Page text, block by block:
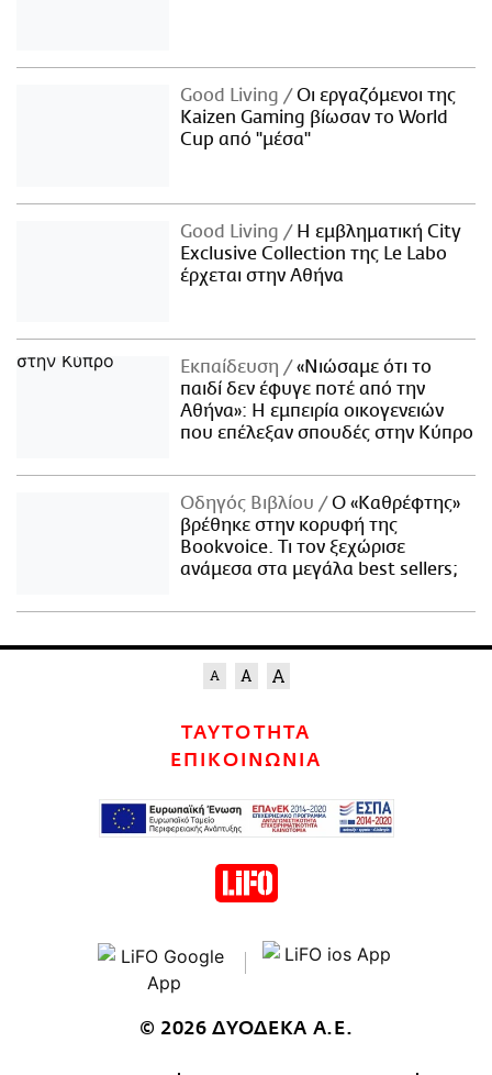
Good Living
Οι εργαζόμενοι της
Kaizen Gaming βίωσαν το World
Cup από "μέσα"
Good Living
Η εμβληματική City
Exclusive Collection της Le Labo
έρχεται στην Αθήνα
Εκπαίδευση
«Νιώσαμε ότι το
παιδί δεν έφυγε ποτέ από την
Αθήνα»: Η εμπειρία οικογενειών
που επέλεξαν σπουδές στην Κύπρο
Οδηγός Βιβλίου
Ο «Καθρέφτης»
βρέθηκε στην κορυφή της
Bookvoice. Τι τον ξεχώρισε
ανάμεσα στα μεγάλα best sellers;
ΤΑΥΤΟΤΗΤΑ
ΕΠΙΚΟΙΝΩΝΙΑ
© 2026 ΔΥΟΔΕΚΑ Α.Ε.